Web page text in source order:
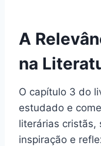
A
na
O capítulo 3 do
estudado e
literárias cristãs,
inspiração e